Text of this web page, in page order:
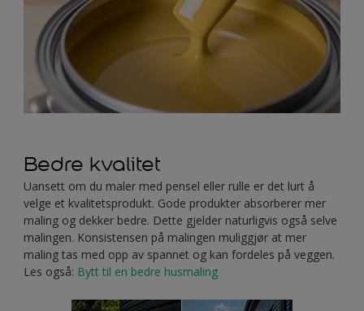
Bedre kvalitet
Uansett om du maler med pensel eller rulle er det lurt å
velge et kvalitetsprodukt. Gode produkter absorberer mer
maling og dekker bedre. Dette gjelder naturligvis også selve
malingen. Konsistensen på malingen muliggjør at mer
maling tas med opp av spannet og kan fordeles på veggen.
Les også: Bytt til en bedre husmaling